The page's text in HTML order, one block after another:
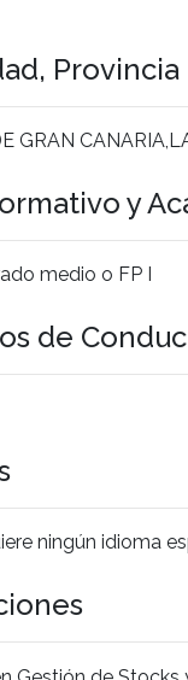
Provincia
GRAN
y
medio o FP I
de
ningún idioma